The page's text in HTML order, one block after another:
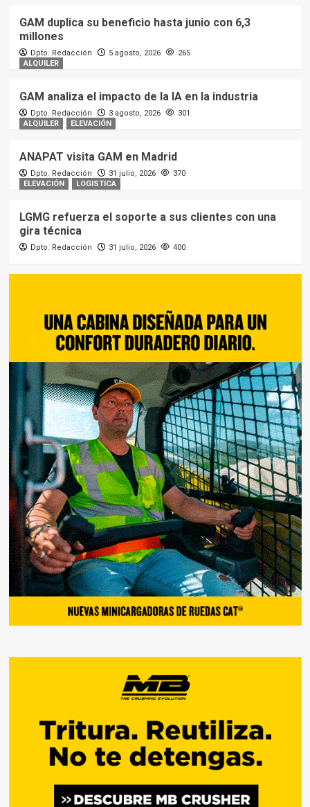
GAM duplica su beneficio hasta junio con 6,3
millones
Dpto. Redacción 5 agosto, 2026
265
ALQUILER
GAM analiza el impacto de la IA en la industria
Dpto. Redacción 3 agosto, 2026
301
ALQUILER
ELEVACIÓN
ANAPAT visita GAM en Madrid
Dpto. Redacción 31 julio, 2026
370
ELEVACIÓN
LOGISTICA
LGMG refuerza el soporte a sus clientes con una
gira técnica
Dpto. Redacción 31 julio, 2026 400